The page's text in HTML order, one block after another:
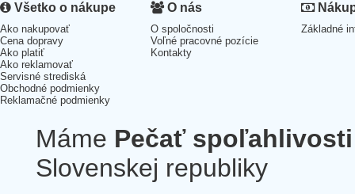
Všetko o nákupe
Ako nakupovať
Cena dopravy
Ako platiť
Ako reklamovať
Servisné strediská
Obchodné podmienky
Reklamačné podmienky
O nás
O spoločnosti
Voľné pracovné pozície
Kontakty
Základné
Máme Pečať spoľahlivosti
Slovenskej republiky